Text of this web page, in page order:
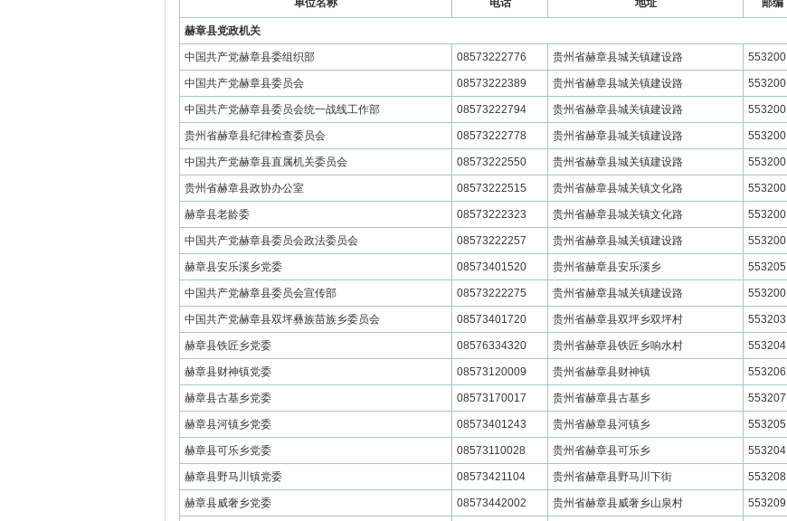
单位名称 电话 地址 邮编
赫章县党政机关
中国共产党赫章县委组织部 08573222776 贵州省赫章县城关镇建设路 553200
中国共产党赫章县委员会 08573222389 贵州省赫章县城关镇建设路 553200
中国共产党赫章县委员会统一战线工作部 08573222794 贵州省赫章县城关镇建设路 553200
贵州省赫章县纪律检查委员会 08573222778 贵州省赫章县城关镇建设路 553200
中国共产党赫章县直属机关委员会 08573222550 贵州省赫章县城关镇建设路 553200
贵州省赫章县政协办公室 08573222515 贵州省赫章县城关镇文化路 553200
赫章县老龄委 08573222323 贵州省赫章县城关镇文化路 553200
中国共产党赫章县委员会政法委员会 08573222257 贵州省赫章县城关镇建设路 553200
赫章县安乐溪乡党委 08573401520 贵州省赫章县安乐溪乡 553205
中国共产党赫章县委员会宣传部 08573222275 贵州省赫章县城关镇建设路 553200
中国共产党赫章县双坪彝族苗族乡委员会 08573401720 贵州省赫章县双坪乡双坪村 553203
赫章县铁匠乡党委 08576334320 贵州省赫章县铁匠乡响水村 553204
赫章县财神镇党委 08573120009 贵州省赫章县财神镇 553206
赫章县古基乡党委 08573170017 贵州省赫章县古基乡 553207
赫章县河镇乡党委 08573401243 贵州省赫章县河镇乡 553205
赫章县可乐乡党委 08573110028 贵州省赫章县可乐乡 553204
赫章县野马川镇党委 08573421104 贵州省赫章县野马川下街 553208
赫章县威奢乡党委 08573442002 贵州省赫章县威奢乡山泉村 553209